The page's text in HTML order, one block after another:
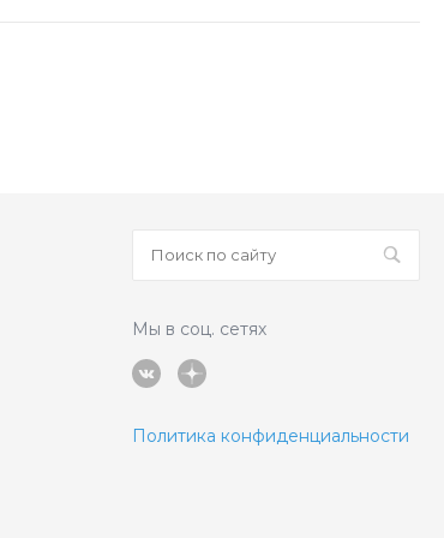
Мы в соц. сетях
Политика конфиденциальности